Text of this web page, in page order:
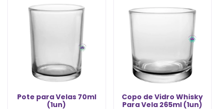
Pote para Velas 70ml
(1un)
Copo de Vidro Whisky
Para Vela 265ml (1un)